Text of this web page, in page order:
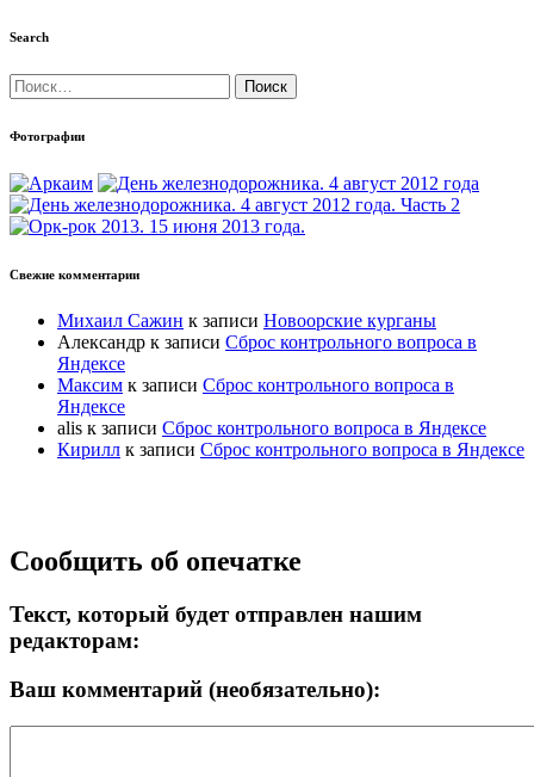
Search
Найти:
Фотографии
Свежие комментарии
Михаил Сажин к записи Новоорские курганы
Александр к записи Сброс контрольного вопроса в
Яндексе
Максим к записи Сброс контрольного вопроса в
Яндексе
alis к записи Сброс контрольного вопроса в Яндексе
Кирилл к записи Сброс контрольного вопроса в Яндексе
Прокрутка
вверх
Сообщить об опечатке
Текст, который будет отправлен нашим
редакторам:
Ваш комментарий (необязательно):